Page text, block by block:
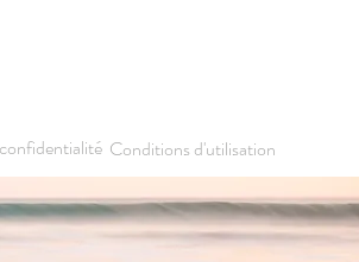
Conditions d'utilisation